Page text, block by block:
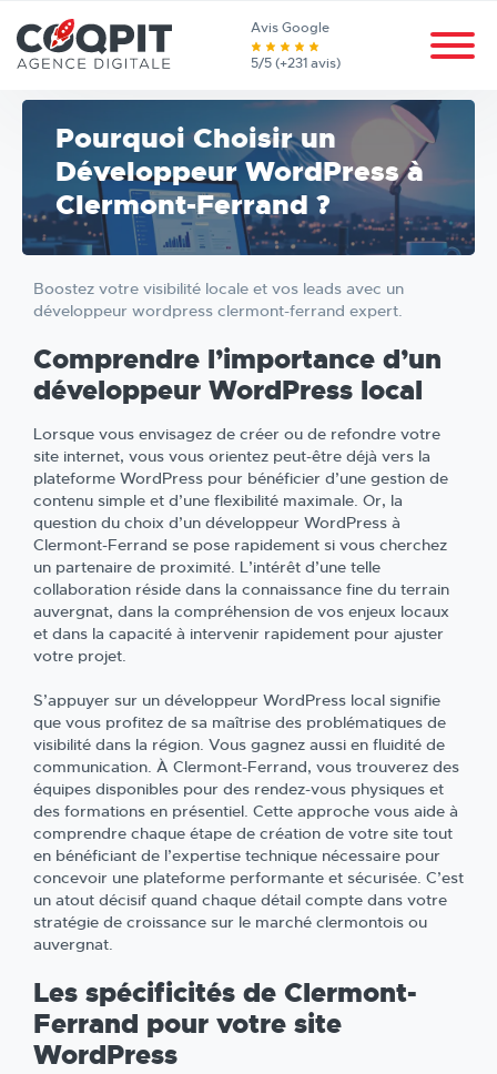
Avis Google
5/5 (+231 avis)
Pourquoi Choisir un
Développeur WordPress à
Clermont-Ferrand ?
Boostez votre visibilité locale et vos leads avec un
développeur wordpress clermont-ferrand expert.
Comprendre l’importance d’un
développeur WordPress local
Lorsque vous envisagez de créer ou de refondre votre
site internet, vous vous orientez peut-être déjà vers la
plateforme WordPress pour bénéficier d’une gestion de
contenu simple et d’une flexibilité maximale. Or, la
question du choix d’un développeur WordPress à
Clermont-Ferrand se pose rapidement si vous cherchez
un partenaire de proximité. L’intérêt d’une telle
collaboration réside dans la connaissance fine du terrain
auvergnat, dans la compréhension de vos enjeux locaux
et dans la capacité à intervenir rapidement pour ajuster
votre projet.
S’appuyer sur un développeur WordPress local signifie
que vous profitez de sa maîtrise des problématiques de
visibilité dans la région. Vous gagnez aussi en fluidité de
communication. À Clermont-Ferrand, vous trouverez des
équipes disponibles pour des rendez-vous physiques et
des formations en présentiel. Cette approche vous aide à
comprendre chaque étape de création de votre site tout
en bénéficiant de l’expertise technique nécessaire pour
concevoir une plateforme performante et sécurisée. C’est
un atout décisif quand chaque détail compte dans votre
stratégie de croissance sur le marché clermontois ou
auvergnat.
Les spécificités de Clermont-
Ferrand pour votre site
WordPress